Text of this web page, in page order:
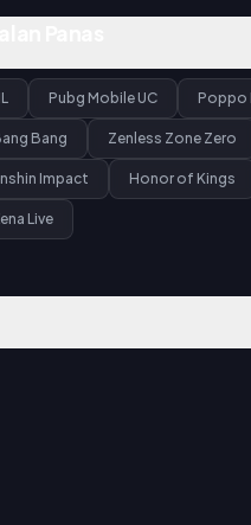
Pubg Mobile UC Poppo
Bang Zenless Zone Zero
Impact Honor of Kings
Live